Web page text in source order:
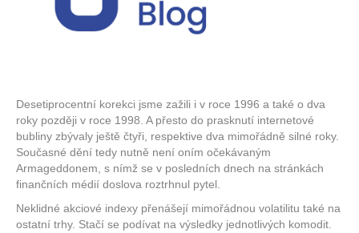
Desetiprocentní korekci jsme zažili i v roce 1996 a také o dva
roky později v roce 1998. A přesto do prasknutí internetové
bubliny zbývaly ještě čtyři, respektive dva mimořádně silné roky.
Současné dění tedy nutně není oním očekávaným
Armageddonem, s nímž se v posledních dnech na stránkách
finančních médií doslova roztrhnul pytel.
Neklidné akciové indexy přenášejí mimořádnou volatilitu také na
ostatní trhy. Stačí se podívat na výsledky jednotlivých komodit.